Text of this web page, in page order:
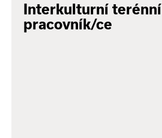
Interkulturní terénní
pracovník/ce